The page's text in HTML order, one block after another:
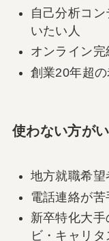
自己分析コ
いたい人
オンライン
創業20年超
使わない方が
地方就職希
電話連絡が
新卒特化大
ビ・キャリタ